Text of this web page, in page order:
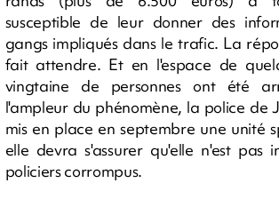
susceptible de leur donner des
gangs impliqués dans le trafic. La
fait attendre. Et en l'espace de
vingtaine de personnes ont été
l'ampleur du phénomène, la police de
mis en place en septembre une unité
elle devra s'assurer qu'elle n'est pas
policiers corrompus.